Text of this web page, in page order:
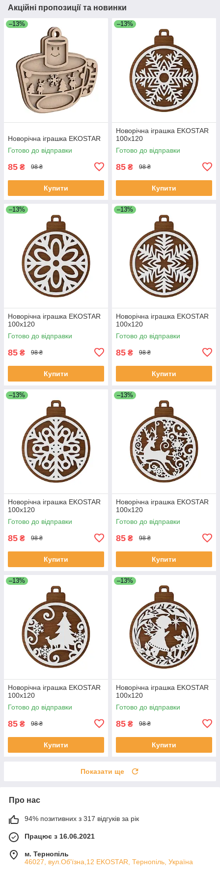
Акційні пропозиції та новинки
–13%
Новорічна іграшка EKOSTAR
Готово до відправки
85 ₴ 98 ₴
Купити
–13%
Новорічна іграшка EKOSTAR
100х120
Готово до відправки
85 ₴ 98 ₴
Купити
–13%
Новорічна іграшка EKOSTAR
100х120
Готово до відправки
85 ₴ 98 ₴
Купити
–13%
Новорічна іграшка EKOSTAR
100х120
Готово до відправки
85 ₴ 98 ₴
Купити
–13%
Новорічна іграшка EKOSTAR
100х120
Готово до відправки
85 ₴ 98 ₴
Купити
–13%
Новорічна іграшка EKOSTAR
100х120
Готово до відправки
85 ₴ 98 ₴
Купити
–13%
Новорічна іграшка EKOSTAR
100х120
Готово до відправки
85 ₴ 98 ₴
Купити
–13%
Новорічна іграшка EKOSTAR
100х120
Готово до відправки
85 ₴ 98 ₴
Купити
Показати ще
Про нас
94% позитивних з 317 відгуків за рік
Працює з 16.06.2021
м. Тернопіль
46027, вул.Об'їзна,12 EKOSTAR, Тернопіль, Україна